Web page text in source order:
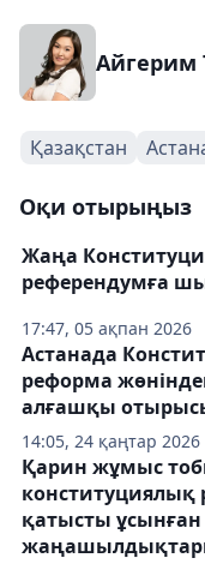
Айгерим
Қазақстан
Оқи отырыңыз
17:47, 05 ақпан 2026
Жаңа
референдумға
14:05, 24 қаңтар 2026
Астанада
реформа
алғашқы
Қарин жұмыс
конституциялық
қатысты ұсынған